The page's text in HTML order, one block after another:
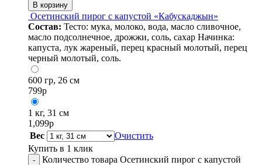
В корзину
Осетинский пирог с капустой «Кабускаджын»
Состав: Тесто: мука, молоко, вода, масло сливочное,
масло подсолнечное, дрожжи, соль, сахар Начинка:
капуста, лук жареный, перец красный молотый, перец
черный молотый, соль.
600 гр, 26 см
799р
1 кг, 31 см
1,099р
Вес
Очистить
Купить в 1 клик
-
Количество товара Осетинский пирог с капустой